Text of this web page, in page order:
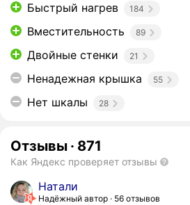
Быстрый нагрев 184
Вместительность 89
Двойные стенки 21
Ненадежная крышка 55
Нет шкалы 28
Отзывы · 871
Как Яндекс проверяет отзывы
Натали
Надёжный автор
56 отзывов